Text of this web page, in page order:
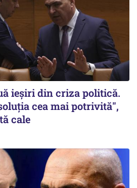
ieșiri din criza politică.
cea mai potrivită",
cale